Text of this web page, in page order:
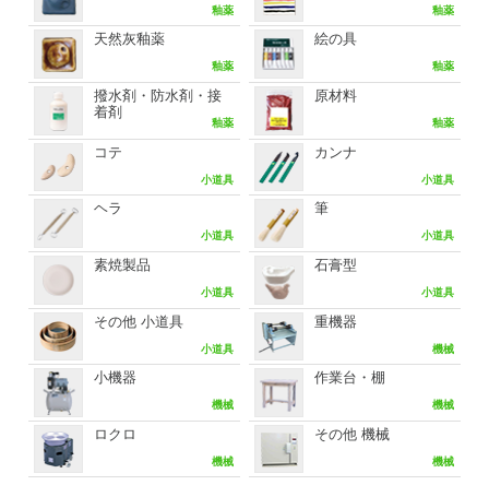
釉薬 釉薬
天然灰釉薬
釉薬
絵の具
釉薬
撥水剤・防水剤・接
着剤
釉薬
原材料
釉薬
コテ
小道具
カンナ
小道具
ヘラ
小道具
筆
小道具
素焼製品
小道具
石膏型
小道具
その他 小道具
小道具
重機器
機械
小機器
機械
作業台・棚
機械
ロクロ
機械
その他 機械
機械